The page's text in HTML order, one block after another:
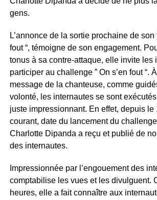
gens.
L’annonce de la sortie prochaine de son
fout “, témoigne de son engagement.
tonus à sa contre-attaque, elle invite les
participer au challenge ” On s’en fout “.
message de la chanteuse, comme
volonté, les internautes se sont
juste impressionnant. En effet, depuis le
courant, date du lancement du
Charlotte Dipanda a reçu et publié de
des internautes.
Impressionnée par l’engouement des
comptabilise les vues et les divulguent.
heures, elle a fait connaître aux